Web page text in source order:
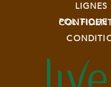
LIGNES
POLITIQUE DE